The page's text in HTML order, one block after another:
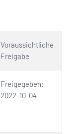
Voraussichtliche
Freigabe
Freigegeben:
2022-10-04